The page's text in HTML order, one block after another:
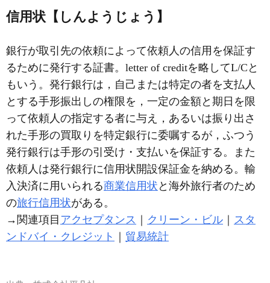
信用状【しんようじょう】
銀行が取引先の依頼によって依頼人の信用を保証す
るために発行する証書。letter of creditを略してL/Cと
もいう。発行銀行は，自己または特定の者を支払人
とする手形振出しの権限を，一定の金額と期日を限
って依頼人の指定する者に与え，あるいは振り出さ
れた手形の買取りを特定銀行に委嘱するが，ふつう
発行銀行は手形の引受け・支払いを保証する。また
依頼人は発行銀行に信用状開設保証金を納める。輸
入決済に用いられる商業信用状 と海外旅行者のため
の旅行信用状がある。
→関連項目 アクセプタンス ｜ クリーン・ビル ｜ スタ
ンドバイ・クレジット ｜ 貿易統計